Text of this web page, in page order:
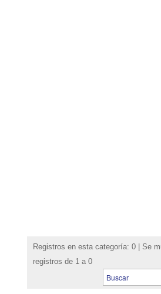
Registros en esta categoría: 0 | Se
registros de 1 a 0